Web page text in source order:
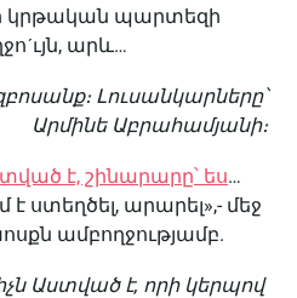
կրթական պարտեզի
արև…
Լուսանկարները՝
Արմինե Աբրահամյանի։
է, շինարարը՝ ես…
է ստեղծել, արարել»,- մեջ
ամբողջությամբ.
Աստված է, որի կերպով